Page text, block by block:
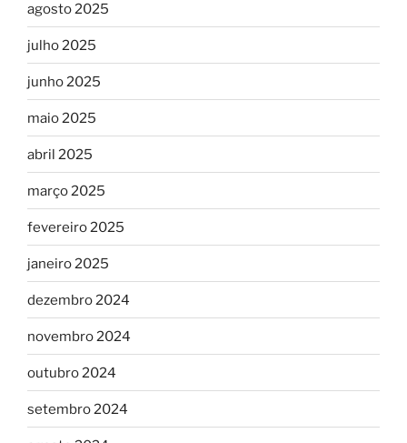
agosto 2025
julho 2025
junho 2025
maio 2025
abril 2025
março 2025
fevereiro 2025
janeiro 2025
dezembro 2024
novembro 2024
outubro 2024
setembro 2024